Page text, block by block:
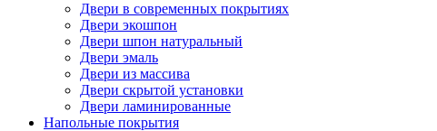
Двери в современных покрытиях
Двери экошпон
Двери шпон натуральный
Двери эмаль
Двери из массива
Двери скрытой установки
Двери ламинированные
Напольные покрытия